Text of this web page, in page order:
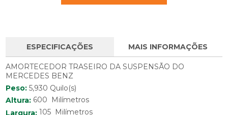
ESPECIFICAÇÕES MAIS INFORMAÇÕES
AMORTECEDOR TRASEIRO DA SUSPENSÃO DO
MERCEDES BENZ
Peso: 5,930 Quilo(s)
Altura: 600 Milímetros
Largura: 105 Milímetros